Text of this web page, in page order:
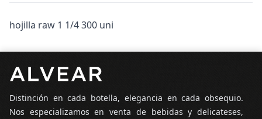
hojilla raw 1 1/4 300 uni
Distinción en cada botella, elegancia en cada obsequio.
Nos especializamos en venta de bebidas y delicateses,